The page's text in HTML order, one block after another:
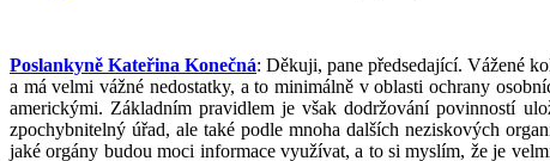
Poslankyně Kateřina Konečná: Děkuji, pane předsedající. Vážené
a má velmi vážné nedostatky, a to minimálně v oblasti ochrany
americkými. Základním pravidlem je však dodržování povinností
zpochybnitelný úřad, ale také podle mnoha dalších neziskových
jaké orgány budou moci informace využívat, a to si myslím, že je